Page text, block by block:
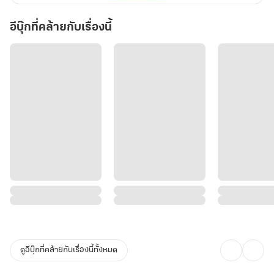
อีบุ๊กที่คล้ายกับเรื่องนี้
ดูอีบุ๊กที่คล้ายกับเรื่องนี้ทั้งหมด